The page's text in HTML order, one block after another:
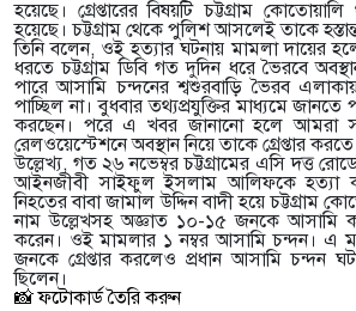
হয়েছে। গ্রেপ্তারের বিষয়টি চট্টগ্রাম
হয়েছে। চট্টগ্রাম থেকে পুলিশ আসলেই তাকে
তিনি বলেন, ওই হত্যার ঘটনায় মামলা দায়ের
ধরতে চট্টগ্রাম ডিবি গত দুদিন ধরে ভৈরবে
পারে আসামি চন্দনের শ্বশুরবাড়ি ভৈরব
পাচ্ছিল না। বুধবার তথ্যপ্রযুক্তির মাধ্যমে জানতে
করছেন। পরে এ খবর জানানো হলে আমরা
রেলওয়েস্টেশনে অবস্থান নিয়ে তাকে গ্রেপ্তার
উল্লেখ্য, গত ২৬ নভেম্বর চট্টগ্রামের এসি দত্ত
আইনজীবী সাইফুল ইসলাম আলিফকে হত্যা
নিহতের বাবা জামাল উদ্দিন বাদী হয়ে চট্টগ্রাম
নাম উল্লেখসহ অজ্ঞাত ১০-১৫ জনকে আসামি
করেন। ওই মামলার ১ নম্বর আসামি চন্দন। এ
জনকে গ্রেপ্তার করলেও প্রধান আসামি চন্দন
ছিলেন।
📸 ফটোকার্ড তৈরি করুন